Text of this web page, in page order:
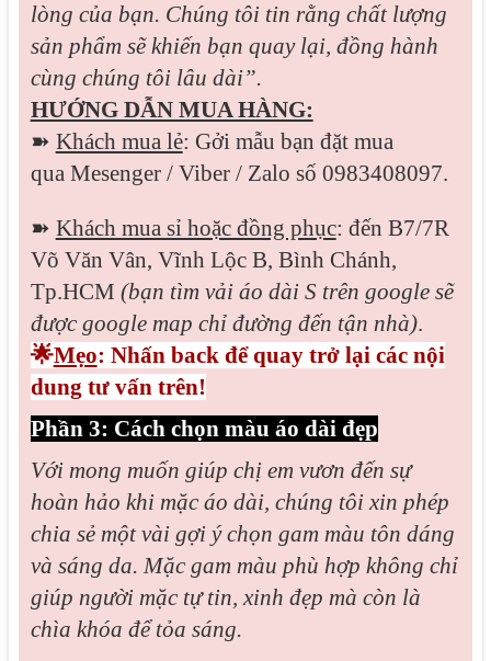
lòng của bạn. Chúng tôi tin rằng chất lượng
sản phẩm sẽ khiến bạn quay lại, đồng hành
cùng chúng tôi lâu dài”.
HƯỚNG DẪN MUA HÀNG:
➽ Khách mua lẻ: Gởi mẫu bạn đặt mua
qua Mesenger / Viber / Zalo số 0983408097.
➽ Khách mua sỉ hoặc đồng phục: đến B7/7R
Võ Văn Vân, Vĩnh Lộc B, Bình Chánh,
Tp.HCM (bạn tìm vải áo dài S trên google sẽ
được google map chỉ đường đến tận nhà).
🌟Mẹo: Nhấn back để quay trở lại các nội
dung tư vấn trên!
Phần 3: Cách chọn màu áo dài đẹp
Với mong muốn giúp chị em vươn đến sự
hoàn hảo khi mặc áo dài, chúng tôi xin phép
chia sẻ một vài gợi ý chọn gam màu tôn dáng
và sáng da. Mặc gam màu phù hợp không chỉ
giúp người mặc tự tin, xinh đẹp mà còn là
chìa khóa để tỏa sáng.